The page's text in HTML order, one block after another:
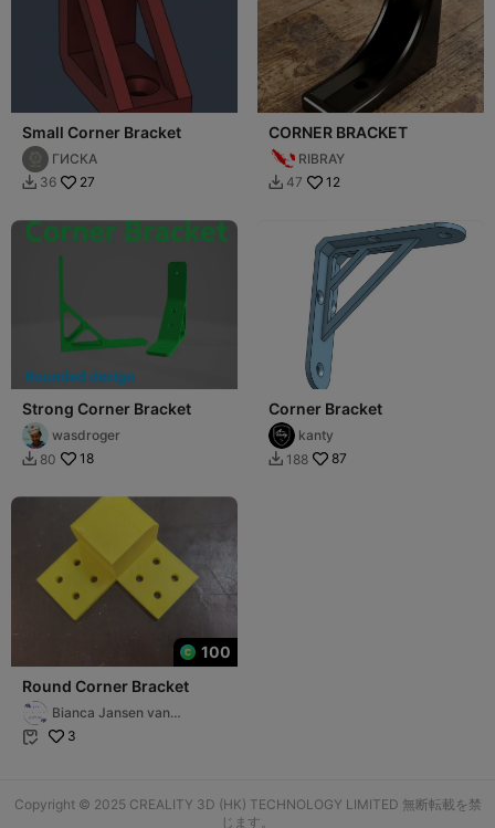
Small Corner Bracket
ГИСКА
 36 27
CORNER BRACKET
RIBRAY
 47 12
Strong Corner Bracket
wasdroger
 80 18
Corner Bracket
kanty
 188 87
100
Round Corner Bracket
Bianca Jansen van
Rensburg
 3
Copyright © 2025 CREALITY 3D (HK) TECHNOLOGY LIMITED 無断転載を禁
じます。